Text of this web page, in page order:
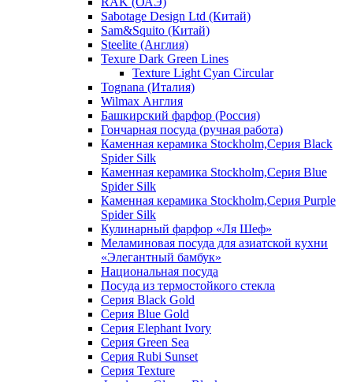
Sabotage Design Ltd (Китай)
Sam&Squito (Китай)
Steelite (Англия)
Texure Dark Green Lines
Texture Light Cyan Circular
Tognana (Италия)
Wilmax Англия
Башкирский фарфор (Россия)
Гончарная посуда (ручная работа)
Каменная керамика Stockholm,Серия Black
Spider Silk
Каменная керамика Stockholm,Серия Blue
Spider Silk
Каменная керамика Stockholm,Серия Purple
Spider Silk
Кулинарный фарфор «Ля Шеф»
Меламиновая посуда для азиатской кухни
«Элегантный бамбук»
Национальная посуда
Посуда из термостойкого стекла
Серия Black Gold
Серия Blue Gold
Серия Elephant Ivory
Серия Green Sea
Серия Rubi Sunset
Серия Texture